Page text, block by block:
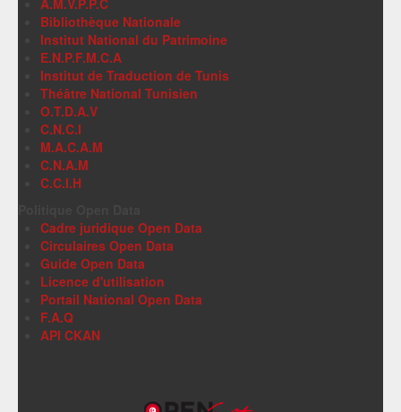
A.M.V.P.P.C
Bibliothèque Nationale
Institut National du Patrimoine
E.N.P.F.M.C.A
Institut de Traduction de Tunis
Théâtre National Tunisien
O.T.D.A.V
C.N.C.I
M.A.C.A.M
C.N.A.M
C.C.I.H
Cadre juridique Open Data
Circulaires Open Data
Guide Open Data
Licence d'utilisation
Portail National Open Data
F.A.Q
API CKAN